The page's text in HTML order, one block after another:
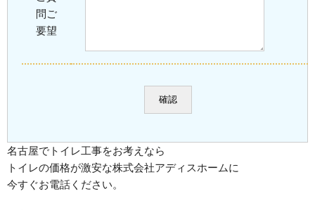
問ご
要望
名古屋でトイレ工事をお考えなら
トイレの価格が激安な株式会社アディスホームに
今すぐお電話ください。